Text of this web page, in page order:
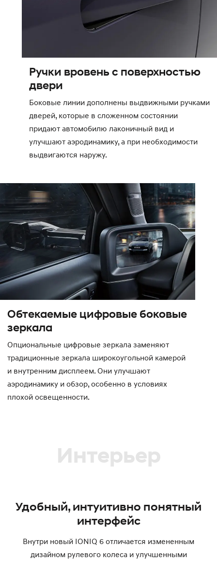
Ручки вровень с поверхностью
двери
Боковые линии дополнены выдвижными ручками
дверей, которые в сложенном состоянии
придают автомобилю лаконичный вид и
улучшают аэродинамику, а при необходимости
выдвигаются наружу.
Обтекаемые цифровые боковые
зеркала
Опциональные цифровые зеркала заменяют
традиционные зеркала широкоугольной камерой
и внутренним дисплеем. Они улучшают
аэродинамику и обзор, особенно в условиях
плохой освещенности.
Интерьер
Удобный, интуитивно понятный
интерфейс
Внутри новый IONIQ 6 отличается измененным
дизайном рулевого колеса и улучшенными